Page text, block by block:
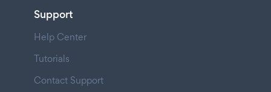
Support
Help Center
Tutorials
Contact Support